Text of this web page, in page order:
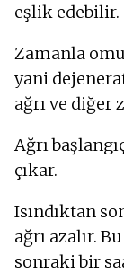
eşlik edebilir.
Zamanla
yani
ağrı ve diğer
Ağrı
çıkar.
Isındıktan
ağrı azalır.
sonraki bir